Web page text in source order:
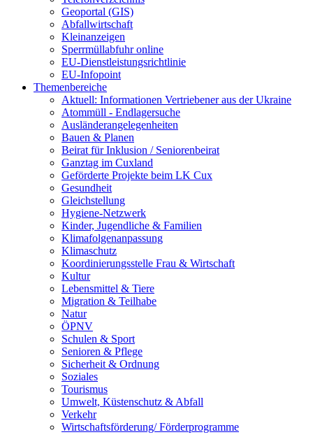
Geoportal (GIS)
Abfallwirtschaft
Kleinanzeigen
Sperrmüllabfuhr online
EU-Dienstleistungsrichtlinie
EU-Infopoint
Themenbereiche
Aktuell: Informationen Vertriebener aus der Ukraine
Atommüll - Endlagersuche
Ausländerangelegenheiten
Bauen & Planen
Beirat für Inklusion / Seniorenbeirat
Ganztag im Cuxland
Geförderte Projekte beim LK Cux
Gesundheit
Gleichstellung
Hygiene-Netzwerk
Kinder, Jugendliche & Familien
Klimafolgenanpassung
Klimaschutz
Koordinierungsstelle Frau & Wirtschaft
Kultur
Lebensmittel & Tiere
Migration & Teilhabe
Natur
ÖPNV
Schulen & Sport
Senioren & Pflege
Sicherheit & Ordnung
Soziales
Tourismus
Umwelt, Küstenschutz & Abfall
Verkehr
Wirtschaftsförderung/ Förderprogramme